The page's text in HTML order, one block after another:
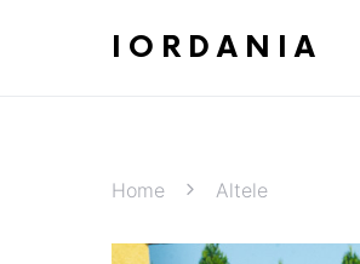
IORDANIA
Home Altele